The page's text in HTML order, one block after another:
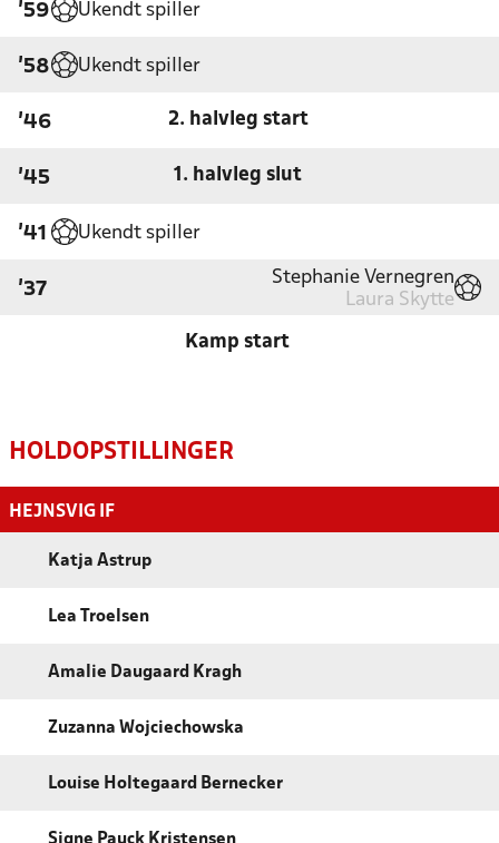
'59 Ukendt spiller
'58 Ukendt spiller
'46 2. halvleg start
'45 1. halvleg slut
'41 Ukendt spiller
'37
Stephanie Vernegren
Laura Skytte
Kamp start
HOLDOPSTILLINGER
HEJNSVIG IF
Katja Astrup
Lea Troelsen
Amalie Daugaard Kragh
Zuzanna Wojciechowska
Louise Holtegaard Bernecker
Signe Pauck Kristensen